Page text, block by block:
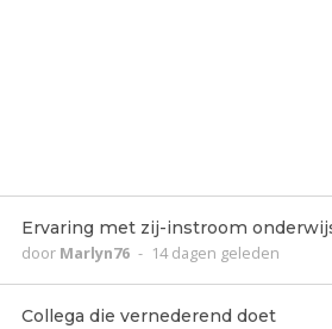
Ervaring met zij-instroom
door Marlyn76 - 14 dagen geleden
Collega die vernederend doet